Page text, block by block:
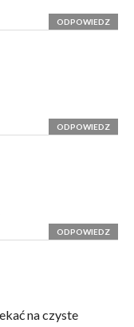
ODPOWIEDZ
ODPOWIEDZ
ODPOWIEDZ
na czyste